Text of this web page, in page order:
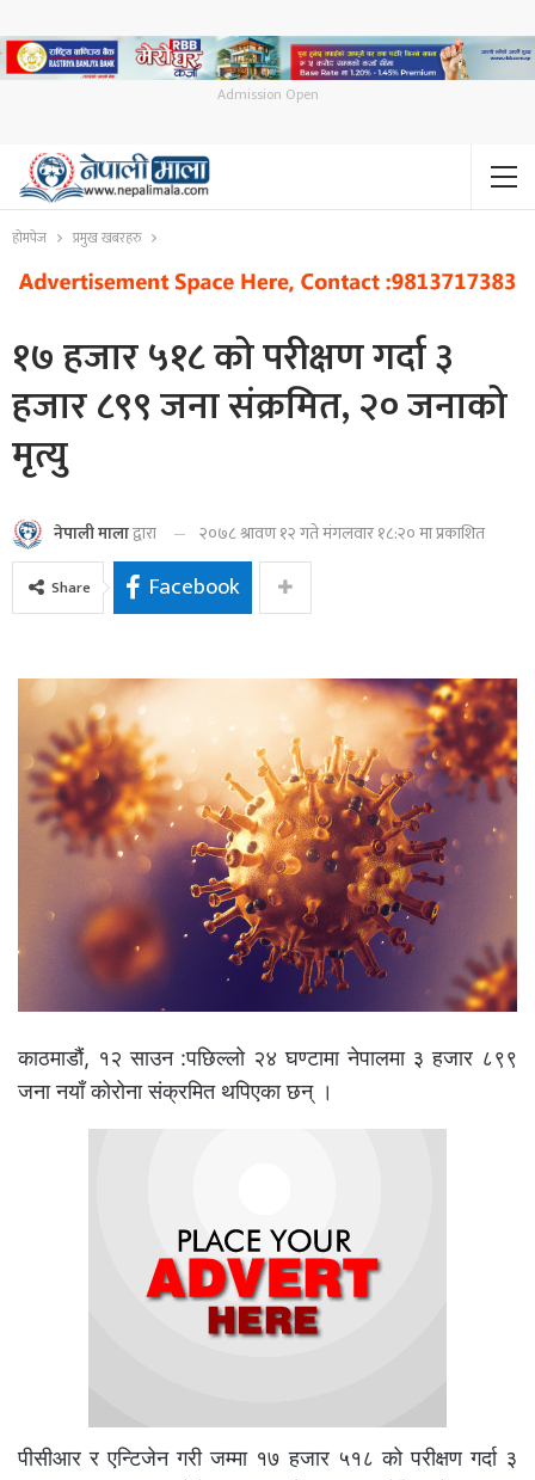
Admission Open
होमपेज प्रमुख खबरहरु
१७ हजार ५१८ को परीक्षण गर्दा ३
हजार ८९९ जना संक्रमित, २० जनाको
मृत्यु
नेपाली मालाद्वारा २०७८ श्रावण १२ गते मंगलवार १८:२० मा प्रकाशित
Share Facebook
काठमाडौं, १२ साउन :पछिल्लो २४ घण्टामा नेपालमा ३ हजार ८९९
जना नयाँ कोरोना संक्रमित थपिएका छन् ।
पीसीआर र एन्टिजेन गरी जम्मा १७ हजार ५१८ को परीक्षण गर्दा ३